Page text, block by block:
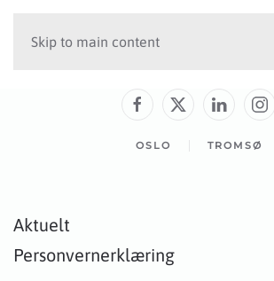
Skip to main content
OSLO TROMSØ
Aktuelt
Personvernerklæring